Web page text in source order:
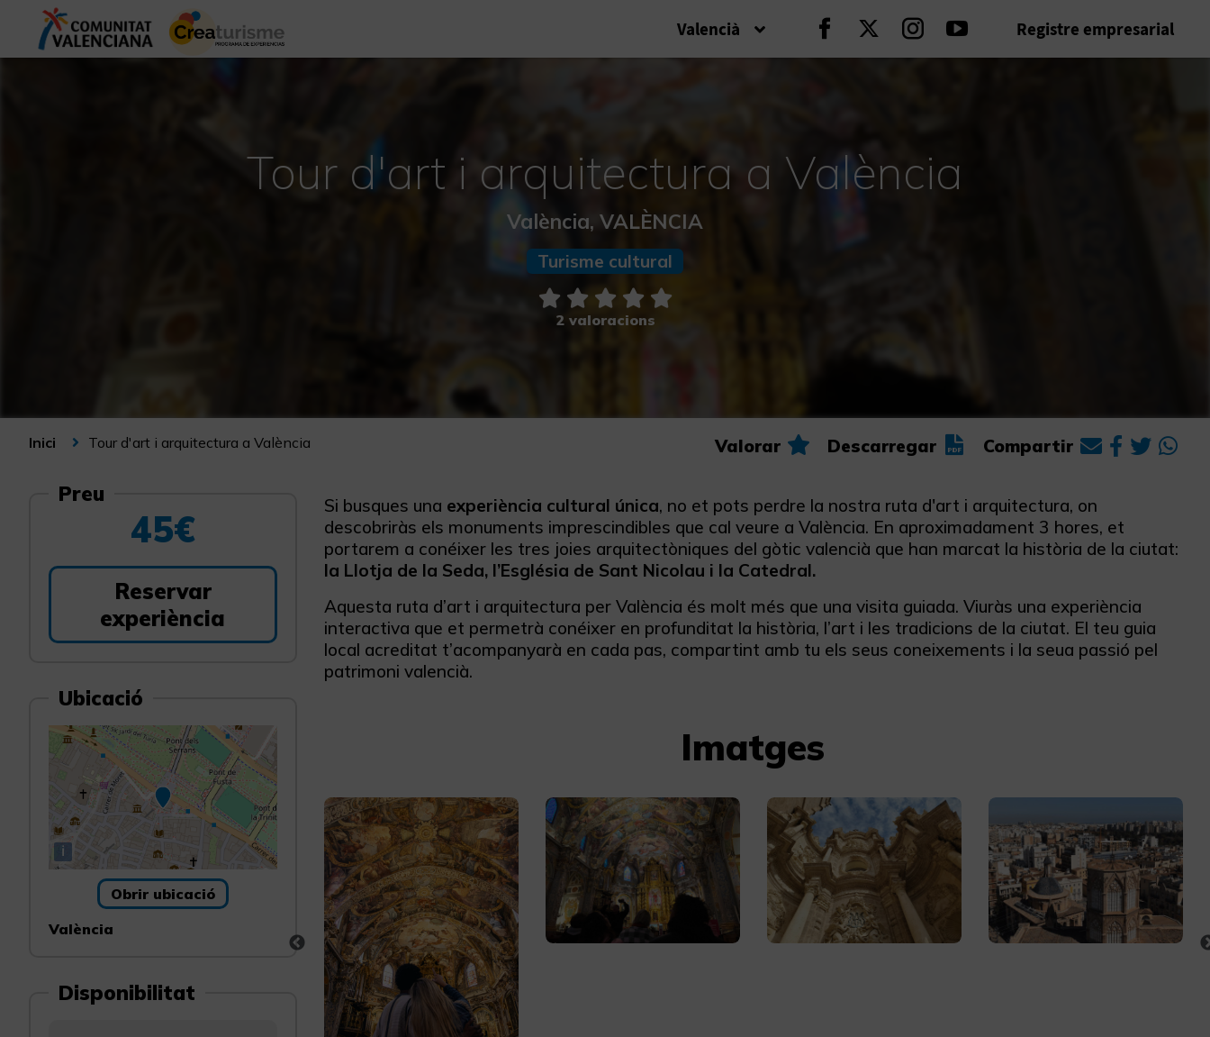
Valencià Seguir en Facebook
Seguir en Twitter
Seguir en Instagram
Seguir en Youtube
Registre empresarial
Tour d'art i arquitectura a València
València, VALÈNCIA
Turisme cultural
2 valoracions
Valorar Descarregar Compartir
Inici Tour d'art i arquitectura a València
Preu
45€
Reservar
experiència
Ubicació
i
Obrir ubicació
València
Disponibilitat
Si busques una experiència cultural única, no et pots perdre la nostra ruta d'art i arquitectura, on
descobriràs els monuments imprescindibles que cal veure a València. En aproximadament 3 hores, et
portarem a conéixer les tres joies arquitectòniques del gòtic valencià que han marcat la història de la ciutat:
la Llotja de la Seda, l’Església de Sant Nicolau i la Catedral.
Aquesta ruta d’art i arquitectura per València és molt més que una visita guiada. Viuràs una experiència
interactiva que et permetrà conéixer en profunditat la història, l’art i les tradicions de la ciutat. El teu guia
local acreditat t’acompanyarà en cada pas, compartint amb tu els seus coneixements i la seua passió pel
patrimoni valencià.
Imatges